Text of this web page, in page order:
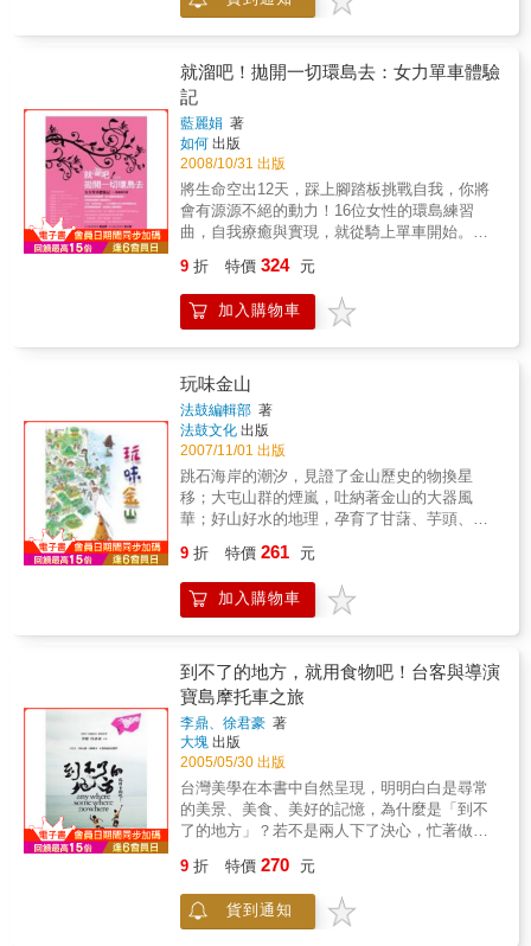
照片，以及拍片過程的記錄照片共二十多幅，
讀者能更貼近他撰寫文章時的感動與心情。‧書
中附有九份、金瓜石手繪地圖，並附上林 雅行
導演的生動解說，中文日文兩相對照更添趣
味。 【書籍介紹】本書是日本知名紀錄片導演
林 雅行，在台灣北部拍攝九份、金瓜石紀錄
片的採訪筆記，除了追溯那段凋零歷史之外，
他與地方耆老、礦工後代的對談互動，面對日
本帝國時期殖民政策的省思，以及對當地變化
萬千的優美景色的感動……讓那段飽含繁榮與
辛酸的金色歲月，不再只是逐漸走向沒落的悲
愛土的地方人士、受那裡氣氛吸引而去的新住
民、慕名而來的觀光客，共同構築的九份、金
瓜石，在追昔過往的同時，也引導眾人思考曾
就溜吧！拋開一切環島去：女力單車體驗
記
藍麗娟 著
如何 出版
2008/10/31 出版
將生命空出12天，踩上腳踏板挑戰自我，你將
會有源源不絕的動力！16位女性的環島練習
曲，自我療癒與實現，就從騎上單車開始。從
的超熟女，從朝九晚五的上班族到每週出差的
董事長，搖滾玫瑰們脫下高跟鞋、走出牽絆，
帶著各自的煩惱及期許，騎上單車踩出自己的
瑰（Rolling Rose）自行車環台」，邀請台灣各
界女性意見領袖於2008年4/22（世界地球日）
－5/4環島…… 這群玫瑰成員，包括Yahoo！奇
摩亞洲區董事總經理鄒開蓮、前跆拳道國手暨
兩面奧運金牌得主陳怡安、巨大機械執行副總
經理杜?珍、偉太廣告總經理周筱俐、知名作曲
家熊海玲、美食作家楊惠卿等共十六人，儘管
心情與體力起起落落，希望與失落接踵而至、
歡笑與淚水交錯，這群搖滾玫瑰們，用自己的
力」，圓滿如願完成了這趟自行車環島創舉，
一同為「堅持最美」「只要開始，一切都來得
及！」做了最美好而感人的見證。作者實際參
稱主述12天九百多公里(968K)的環島紀行，不
僅具可看性且兼具實用功能。全書還帶你欣賞
台灣各鄉鎮風土民情、好吃好玩景點；?導你騎
自行車的KNOW-HOW；體貼、照顧妳一路上的
生理及心理狀態。單車上的減嘆人生◎「自己
騎、兩個人騎，與跟團隊騎不太一樣。如果只
有我們兩夫妻騎車，累了就休息吧。可是，跟
一缸子人騎車，我就會告訴自己不能落後，這
以讓你模仿、學習。這種團隊的過程，與領導
企業，建立團隊價值的經驗也很類似，要建立
什麼樣的團隊價值，要看領導者想要創造一個
什麼樣的環境。」（Yahoo！奇摩亞洲區董事總
9 折 特價 324 元
加入購物車
玩味金山
法鼓編輯部 著
法鼓文化 出版
2007/11/01 出版
跳石海岸的潮汐，見證了金山歷史的物換星
移；大屯山群的煙嵐，吐納著金山的大器風
華；好山好水的地理，孕育了甘藷、芋頭、茭
人文藝術內涵。走訪金山，宛如置身於人情敦
厚、鳥語花香的人間淨土。本書特色1.圖像引
導：在目錄頁前，以圖片搭配四個主題：鄉親
2.金山三寶帶你玩：將金山三種特產－－甘
藷、芋頭、交白筍，繪製為三個造型趣味的人
物，以串場方式貫串全書，帶領讀者領略金山
之美。3.五大主題深度探索：本書內容分歷
史、自然、人文、田園及休閒五大篇，深度探
索在地文化，介紹金山豐富且少為人知的樣
貌，圖文並茂，引人入勝。4.實用資訊：提供
商家、老店、農產季節、交通資訊，實用性
高。
9 折 特價 261 元
加入購物車
到不了的地方，就用食物吧！台客與導演
寶島摩托車之旅
李鼎、徐君豪 著
大塊 出版
2005/05/30 出版
台灣美學在本書中自然呈現，明明白白是尋常
的美景、美食、美好的記憶，為什麼是「到不
了的地方」？若不是兩人下了決心，忙著做空
倒下；若不是為了到南投洗溫泉，就不會產生
「寂寞餘花」的創意茶名；不到蘭嶼參加飛魚
祭，台客也不會看見傳說中有翅膀的魚，更沒
9 折 特價 270 元
貨到通知